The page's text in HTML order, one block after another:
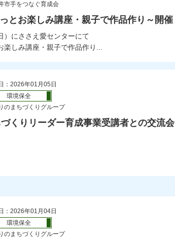
市手をつなぐ育成会
とお楽しみ講座・親子で作品作り～開催
）にささえ愛センターにて
しみ講座・親子で作品作り...
：2026年01月05日
環境保全
のまちづくりグループ
くりリーダー育成事業受講者との交流会
：2026年01月04日
環境保全
のまちづくりグループ